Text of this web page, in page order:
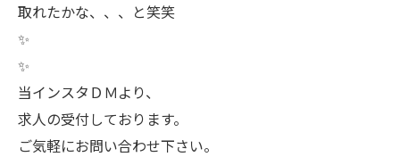
取れたかな、、、と笑笑
✨
✨
当インスタＤＭより、
求人の受付しております。
ご気軽にお問い合わせ下さい。